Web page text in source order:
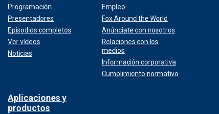
Programación
Presentadores
Episodios completos
Ver vídeos
Noticias
Empleo
Fox Around the World
Anúnciate con nosotros
Relaciones con los
medios
Información corporativa
Cumplimiento normativo
Aplicaciones y
productos